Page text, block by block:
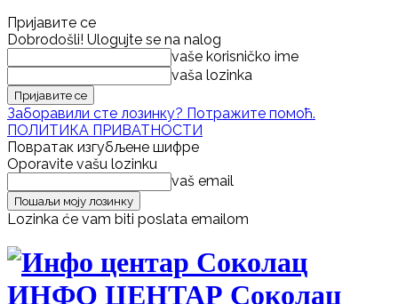
Пријавите се
Dobrodošli! Ulogujte se na nalog
vaše korisničko ime
vaša lozinka
Заборавили сте лозинку? Потражите помоћ.
ПОЛИТИКА ПРИВАТНОСТИ
Повратак изгубљене шифре
Oporavite vašu lozinku
vaš email
Lozinka će vam biti poslata emailom
ИНФО ЦЕНТАР Соколац